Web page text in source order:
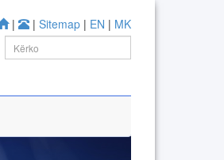
| | Sitemap | EN | MK